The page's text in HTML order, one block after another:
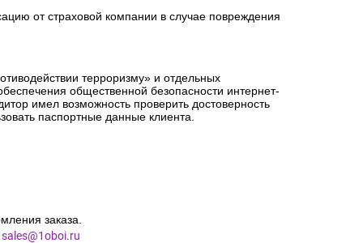
от страховой компании в случае повреждения
терроризму» и отдельных
общественной безопасности интернет-
имел возможность проверить достоверность
паспортные данные клиента.
заказа.
sales@1oboi.ru